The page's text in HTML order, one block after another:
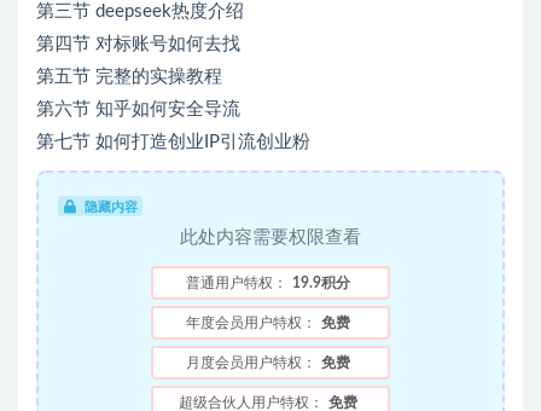
第三节 deepseek热度介绍
第四节 对标账号如何去找
第五节 完整的实操教程
第六节 知乎如何安全导流
第七节 如何打造创业IP引流创业粉
隐藏内容
此处内容需要权限查看
普通用户特权： 19.9积分
年度会员用户特权： 免费
月度会员用户特权： 免费
超级合伙人用户特权： 免费